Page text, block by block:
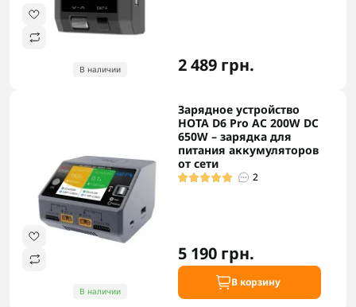
В наличии 2 489 грн.
В наличии
Зарядное устройство
HOTA D6 Pro AC 200W DC
650W – зарядка для
питания аккумуляторов
от сети
2
5 190 грн.
В корзину